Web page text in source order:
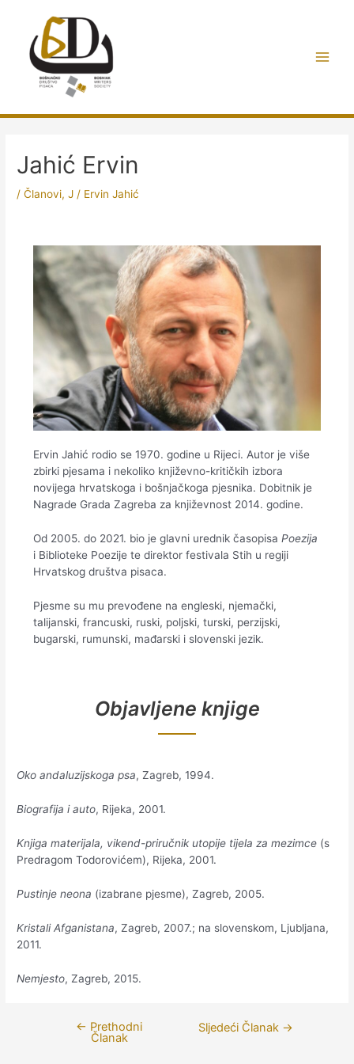
sadržaja
Jahić Ervin
/Članovi,J / Ervin Jahić
Ervin Jahić rodio se 1970. godine u Rijeci. Autor je više
zbirki pjesama i nekoliko književno-kritičkih izbora
novijega hrvatskoga i bošnjačkoga pjesnika. Dobitnik je
Nagrade Grada Zagreba za književnost 2014. godine.
Od 2005. do 2021. bio je glavni urednik časopisa Poezija
i Biblioteke Poezije te direktor festivala Stih u regiji
Hrvatskog društva pisaca.
Pjesme su mu prevođene na engleski, njemački,
talijanski, francuski, ruski, poljski, turski, perzijski,
bugarski, rumunski, mađarski i slovenski jezik.
Objavljene knjige
Oko andaluzijskoga psa, Zagreb, 1994.
Biografija i auto, Rijeka, 2001.
Knjiga materijala, vikend-priručnik utopije tijela za mezimce (s
Predragom Todorovićem), Rijeka, 2001.
Pustinje neona (izabrane pjesme), Zagreb, 2005.
Kristali Afganistana, Zagreb, 2007.; na slovenskom, Ljubljana,
2011.
Nemjesto, Zagreb, 2015.
Navigacija
← Prethodni
Članak
Sljedeći Članak →